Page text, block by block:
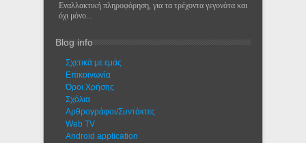
Εναλλακτική πληροφόρηση, για τα τρέχοντα γεγονότα και
όχι μόνο...
Blog info
Σχετικά με εμάς
Eπικοινωνία
Όροι Χρήσης
Σχόλια
Αρθρογράφοι/Συντάκτες
Web TV
Android application